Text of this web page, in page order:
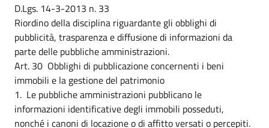
D.Lgs. 14-3-2013 n. 33
Riordino della disciplina riguardante gli obblighi di
pubblicità, trasparenza e diffusione di informazioni da
parte delle pubbliche amministrazioni.
Art. 30 Obblighi di pubblicazione concernenti i beni
immobili e la gestione del patrimonio
1. Le pubbliche amministrazioni pubblicano le
informazioni identificative degli immobili posseduti,
nonché i canoni di locazione o di affitto versati o percepiti.